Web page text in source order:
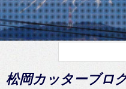
松岡カッターブロ